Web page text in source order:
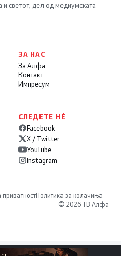
и светот, дел од медиумската
ЗА НАС
За Алфа
Контакт
Импресум
СЛЕДЕТЕ НÉ
Facebook
X / Twitter
YouTube
Instagram
приватностПолитика за колачиња
© 2026 ТВ Алфа